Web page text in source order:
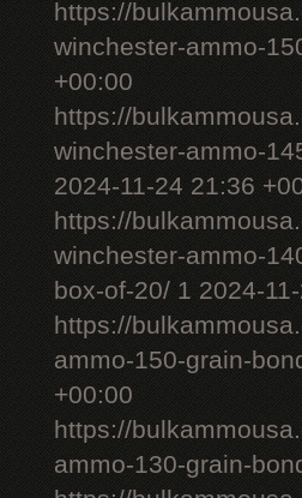
https://
winchester-ammo-
+00:00
https://
winchester-ammo-
2024-11-24 21:36
https://
winchester-ammo-
box-of-20/ 1 2024-
https://
ammo-150-grain-
+00:00
https://
ammo-130-grain-